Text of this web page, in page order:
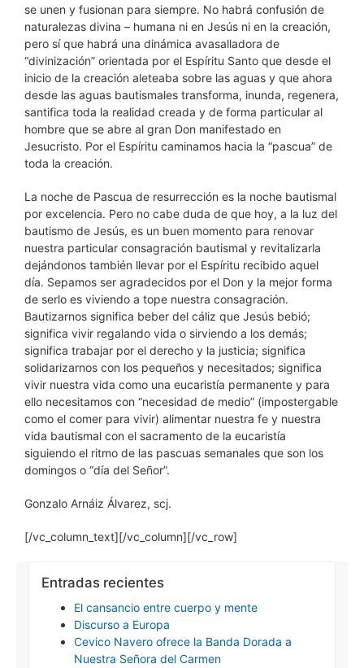
se unen y fusionan para siempre. No habrá confusión de
naturalezas divina – humana ni en Jesús ni en la creación,
pero sí que habrá una dinámica avasalladora de
“divinización” orientada por el Espíritu Santo que desde el
inicio de la creación aleteaba sobre las aguas y que ahora
desde las aguas bautismales transforma, inunda, regenera,
santifica toda la realidad creada y de forma particular al
hombre que se abre al gran Don manifestado en
Jesucristo. Por el Espíritu caminamos hacia la “pascua” de
toda la creación.
La noche de Pascua de resurrección es la noche bautismal
por excelencia. Pero no cabe duda de que hoy, a la luz del
bautismo de Jesús, es un buen momento para renovar
nuestra particular consagración bautismal y revitalizarla
dejándonos también llevar por el Espíritu recibido aquel
día. Sepamos ser agradecidos por el Don y la mejor forma
de serlo es viviendo a tope nuestra consagración.
Bautizarnos significa beber del cáliz que Jesús bebió;
significa vivir regalando vida o sirviendo a los demás;
significa trabajar por el derecho y la justicia; significa
solidarizarnos con los pequeños y necesitados; significa
vivir nuestra vida como una eucaristía permanente y para
ello necesitamos con “necesidad de medio” (impostergable
como el comer para vivir) alimentar nuestra fe y nuestra
vida bautismal con el sacramento de la eucaristía
siguiendo el ritmo de las pascuas semanales que son los
domingos o “día del Señor”.
Gonzalo Arnáiz Álvarez, scj.
[/vc_column_text][/vc_column][/vc_row]
Entradas recientes
El cansancio entre cuerpo y mente
Discurso a Europa
Cevico Navero ofrece la Banda Dorada a
Nuestra Señora del Carmen